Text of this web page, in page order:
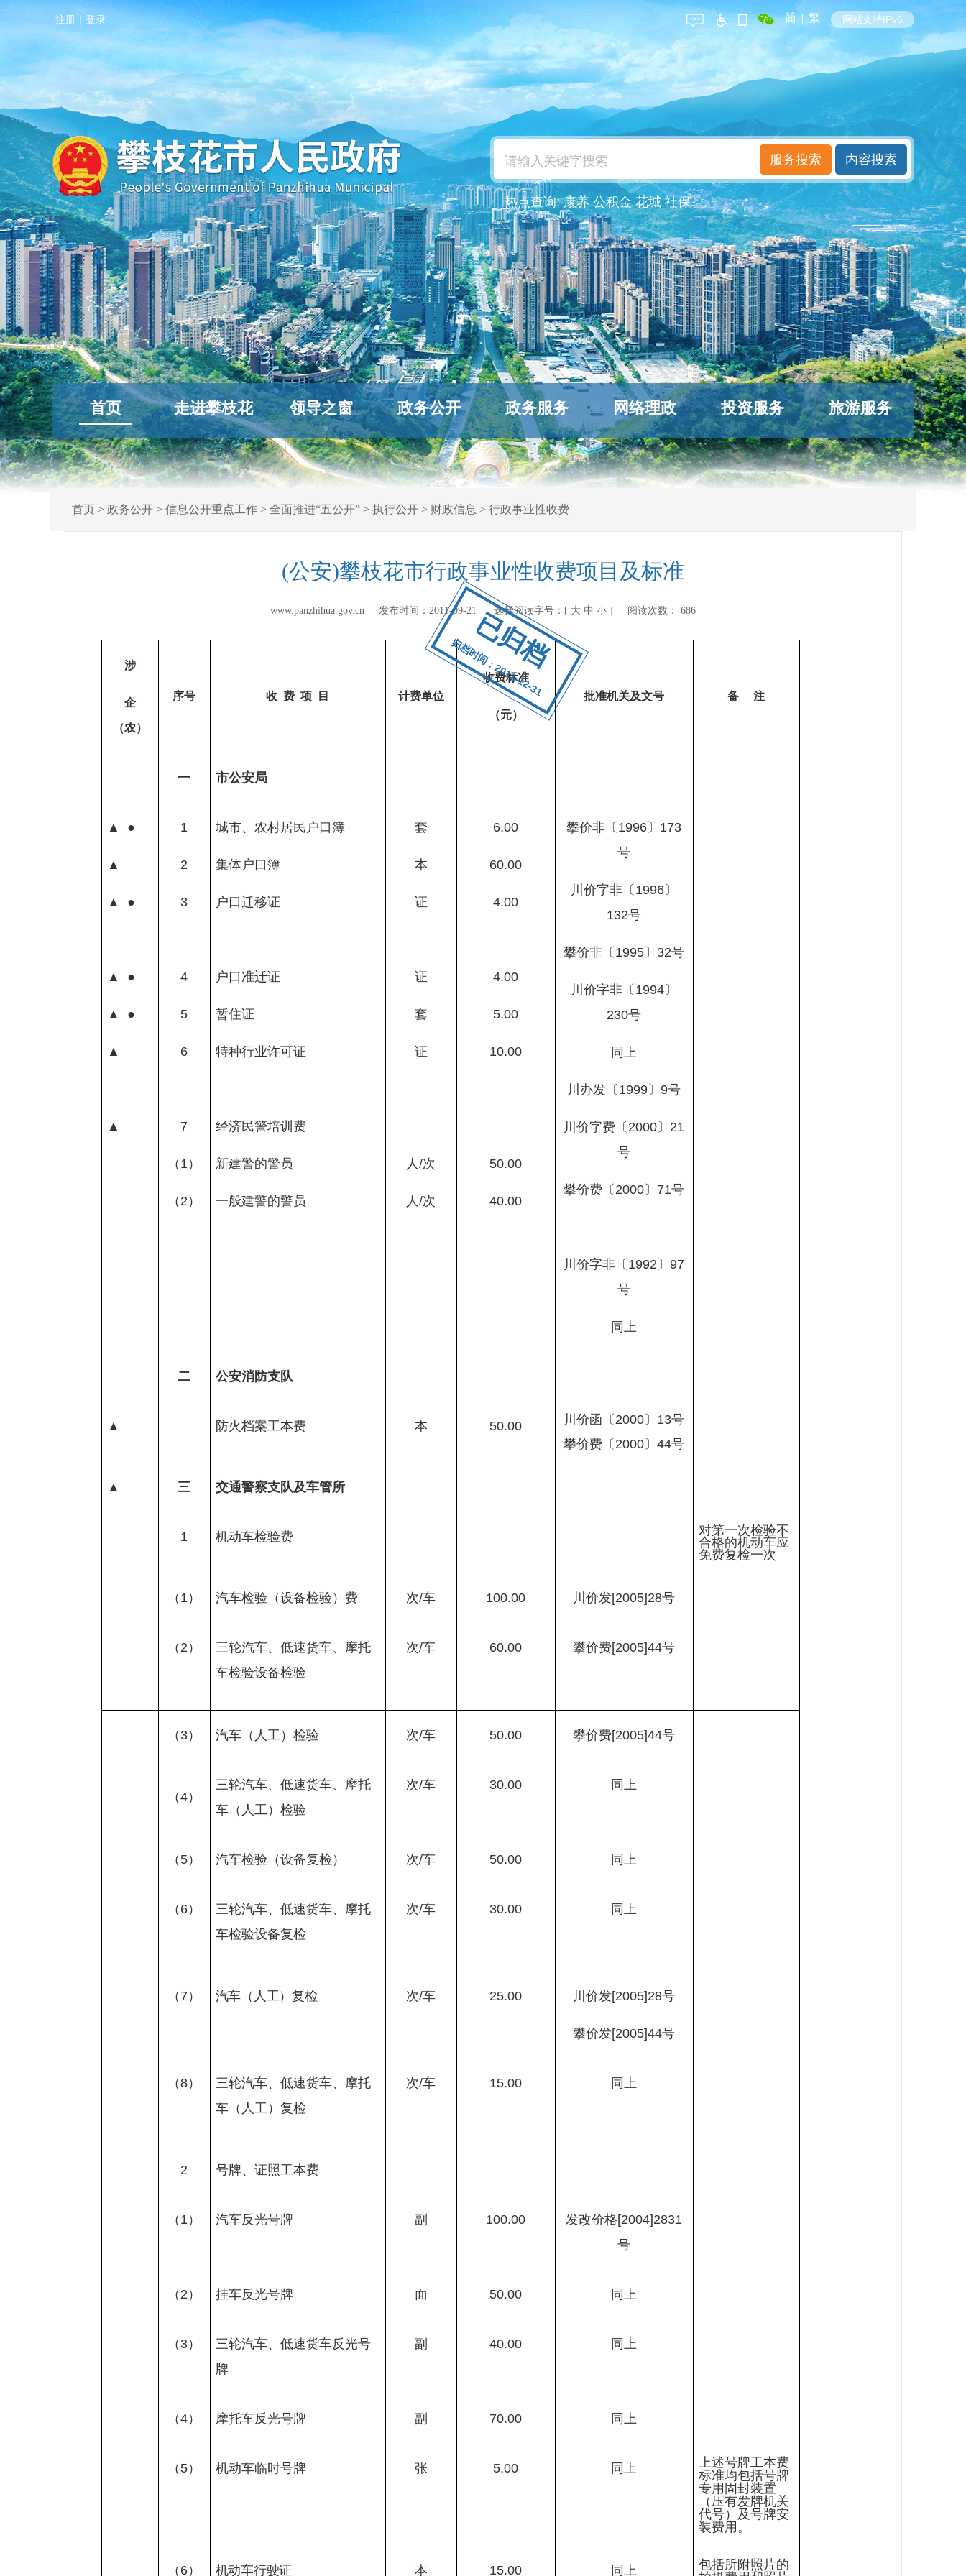
已归档
归档时间：2011-12-31
注册 | 登录 简 | 繁 网站支持IPv6
热点查询:康养 公积金 花城 社保
首页 走进攀枝花 领导之窗 政务公开 政务服务 网络理政 投资服务 旅游服务
首页> 政务公开> 信息公开重点工作> 全面推进“五公开”> 执行公开> 财政信息 > 行政事业性收费
(公安)攀枝花市行政事业性收费项目及标准
www.panzhihua.gov.cn 发布时间： 2011-09-21 选择阅读字号：[ 大 中 小 ] 阅读次数： 686
涉
企
（农）
序号 收 费 项 目 计费单位
收费标准
（元）
批准机关及文号 备 注
一 市公安局
▲ ●
▲
▲ ●
▲ ●
▲ ●
▲
▲
1
2
3
4
5
6
7
（ 1）
（ 2 ）
城市、农村居民户口簿
集体户口簿
户口迁移证
户口准迁证
暂住证
特种行业许可证
经济民警培训费
新建警的警员
一般建警的警员
套
本
证
证
套
证
人/次
人/次
6.00
60.00
4.00
4.00
5.00
10.00
50.00
40.00
攀价非〔 1996 〕 173
号
川价字非〔 1996 〕
132号
攀价非〔 1995 〕 32号
川价字非〔 1994 〕
230号
同上
川办发〔 1999 〕 9号
川价字费〔 2000 〕 21
号
攀价费〔 2000 〕 71号
川价字非〔 1992 〕 97
号
同上
二 公安消防支队
▲ 防火档案工本费 本 50.00 川价函〔 2000 〕 13号
攀价费〔 2000 〕 44号
▲ 三 交通警察支队及车管所
1 机动车检验费
对第一次检验不
合格的机动车应
免费复检一次
（ 1） 汽车检验（设备检验）费 次/车 100.00 川价发[2005]28号
（ 2 ）
三轮汽车、低速货车、摩托
车检验设备检验
次/车 60.00 攀价费[2005]44号
（ 3） 汽车（人工）检验 次/车 50.00 攀价费[2005]44号
（4）
三轮汽车、低速货车、摩托
车（人工）检验
次/车 30.00 同上
（ 5） 汽车检验（设备复检） 次/车 50.00 同上
（ 6）
三轮汽车、低速货车、摩托
车检验设备复检
次/车 30.00 同上
（ 7 ） 汽车（人工）复检 次/车 25.00 川价发[2005]28号
攀价发[2005]44号
（8）
三轮汽车、低速货车、摩托
车（人工）复检
次/车 15.00 同上
2 号牌、证照工本费
（ 1） 汽车反光号牌 副 100.00 发改价格[2004]2831
号
（ 2 ） 挂车反光号牌 面 50.00 同上
（ 3）
三轮汽车、低速货车反光号
牌
副 40.00 同上
（4） 摩托车反光号牌 副 70.00 同上
（ 5） 机动车临时号牌 张 5.00 同上
上述号牌工本费
标准均包括号牌
专用固封装置
（压有发牌机关
代号）及号牌安
装费用。
（ 6） 机动车行驶证 本 15.00 同上
包括所附照片的